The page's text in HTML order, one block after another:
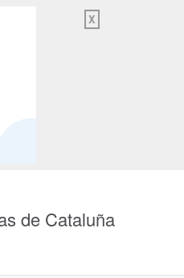
X
de Cataluña